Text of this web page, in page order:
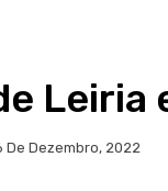
Leiria
De Dezembro, 2022